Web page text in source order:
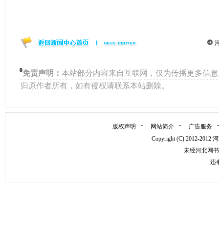
0免责声明： 本站部分内容来自互联网，仅为传播更多信
归原作者所有，如有侵权请联系本站删除。
版权声明 网站简介
广告服务
Copyright (C) 2012-2012
未经河北网
违